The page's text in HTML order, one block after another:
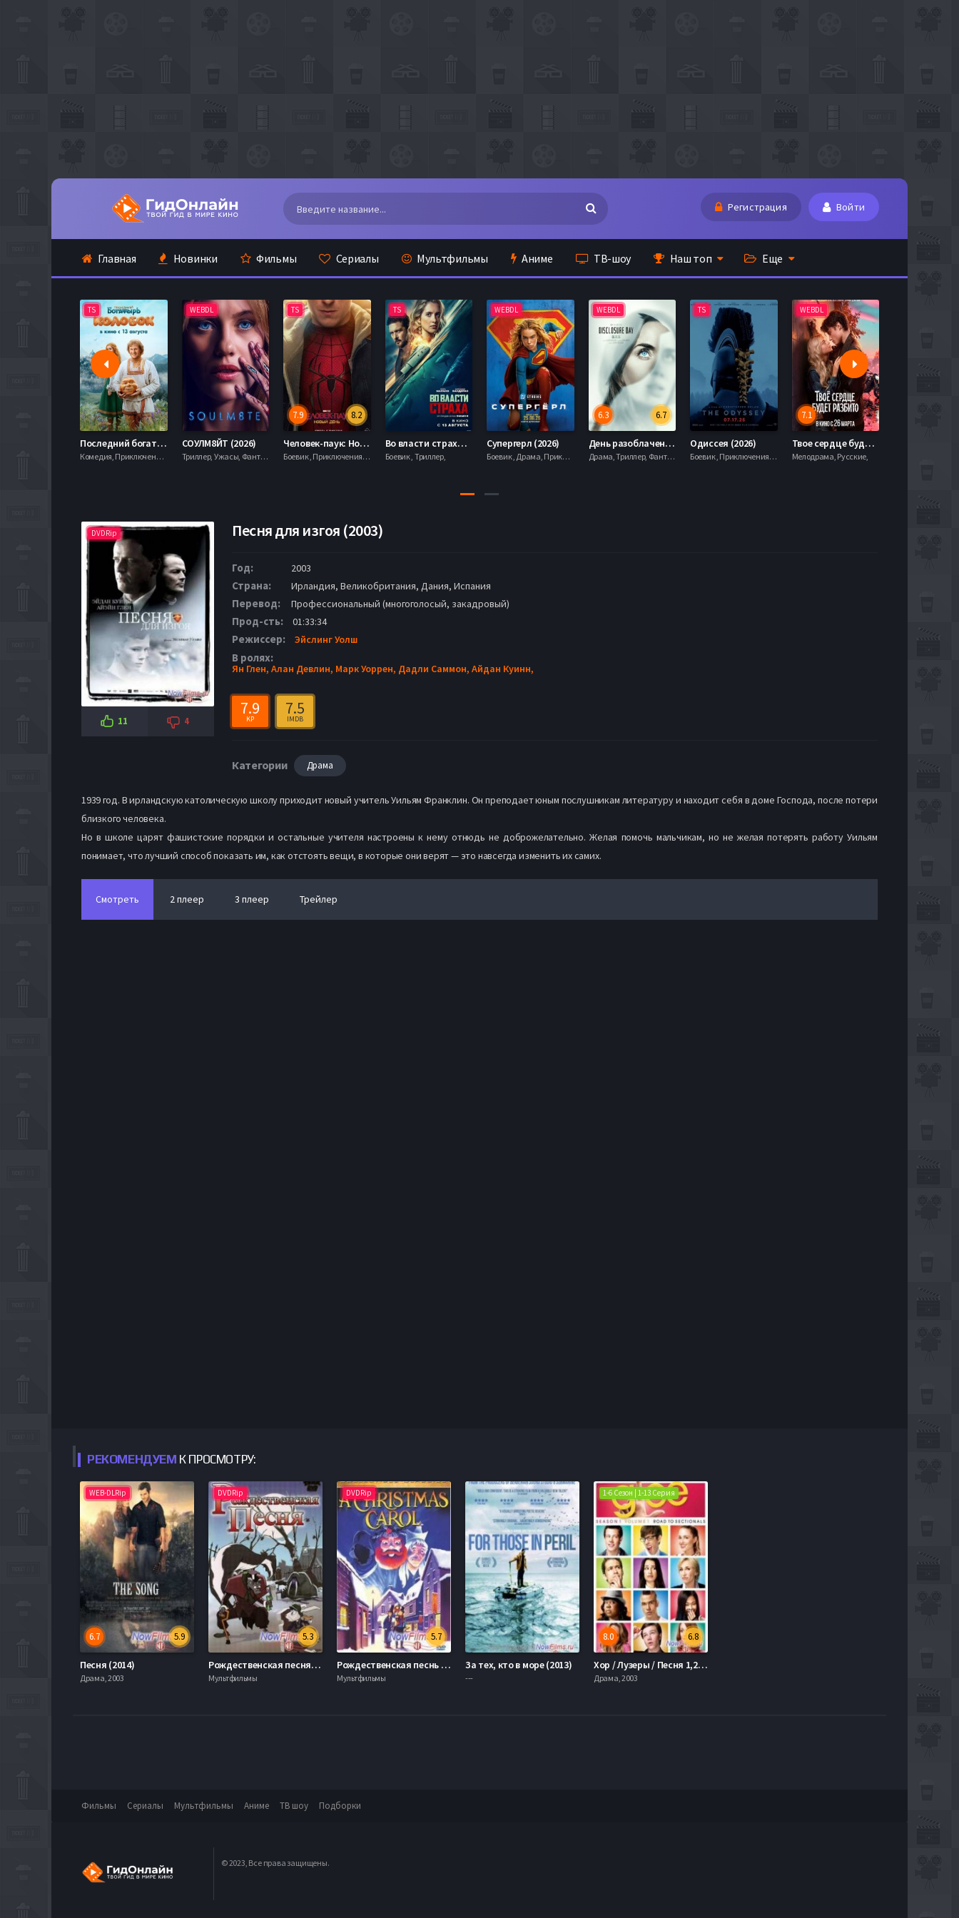
Регистрация Войти
Главная Новинки Фильмы Сериалы Мультфильмы Аниме ТВ-шоу Наш топ Еще
TS
Последний богатырь. Колобок (2026)
Комедия, Приключения, Фэнтези,
WEBDL
СОУЛМ8ЙТ (2026)
Триллер, Ужасы, Фантастика,
TS
8.2
7.9
Человек-паук: Новый день (2026)
Боевик , Приключения, Фантастика, Фэнтези,
TS
Во власти страха (2026)
Боевик , Триллер,
WEBDL
Супергерл (2026)
Боевик , Драма, Приключения, Фантастика,
WEBDL
6.7
6.3
День разоблачения (2026)
Драма, Триллер, Фантастика,
TS
Одиссея (2026)
Боевик , Приключения, Фэнтези,
WEBDL
7.1
Твое сердце будет разбито (2026)
Мелодрама, Русские,
DVDRip
11 4
Песня для изгоя (2003)
Год: 2003
Страна: Ирландия, Великобритания, Дания, Испания
Перевод: Профессиональный (многоголосый, закадровый)
Прод-сть: 01:33:34
Режиссер: Эйслинг Уолш
В ролях:
Ян Глен, Алан Девлин, Марк Уоррен, Дадли Саммон, Айдан Куинн,
7.9
KP
7.5
IMDB
Категории Драма
1939 год. В ирландскую католическую школу приходит новый учитель Уильям Франклин. Он преподает юным послушникам литературу и находит себя в доме Господа, после потери
близкого человека.
Но в школе царят фашистские порядки и остальные учителя настроены к нему отнюдь не доброжелательно. Желая помочь мальчикам, но не желая потерять работу Уильям
понимает, что лучший способ показать им, как отстоять вещи, в которые они верят — это навсегда изменить их самих.
Смотреть 2 плеер 3 плеер Трейлер
РЕКОМЕНДУЕМ К ПРОСМОТРУ:
WEB-DLRip
5.9
6.7
Песня (2014)
Драма, 2003
DVDRip
5.3
Рождественская песня (2006)
Мультфильмы
DVDRip
5.7
Рождественская песнь / Рождественская песня (1994)
Мультфильмы
За тех, кто в море (2013)
---
1-6 Сезон | 1-13 Серия
6.8
8.0
Хор / Лузеры / Песня 1,2,3,4,5,6 Сезон
Драма, 2003
Фильмы Сериалы Мультфильмы Аниме ТВ шоу Подборки
© 2023, Все права защищены.